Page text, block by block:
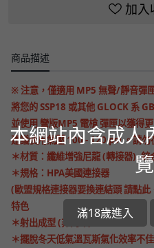
加入
商品描述
※ 注意，僅適用 MP5 無聲/靜音彈
將您的 SSP18 或其他 GLOCK 系
並使用 彎版MP5 電槍 彈匣以獲得
建議使用氣壓100 - 120 psi 。請勿
＊材質：纖維增強尼龍 (轉接器), 鋅
＊規格： HPA美國連接器
(歐盟規格連接器要換連結頭 請點此
特色
＊射出成型 (非列印)
＊擺脫冬天低氣溫瓦斯氣化效率不
本網站內含成人
滿18歲進入